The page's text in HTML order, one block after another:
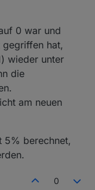
0 war und
hat,
wieder unter
die
am neuen
5% berechnet,
0